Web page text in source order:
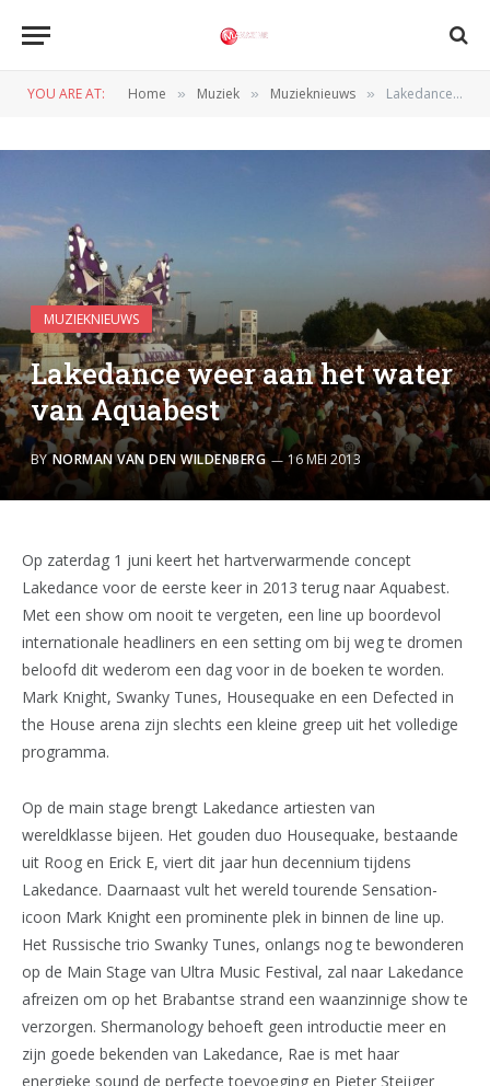
YOU ARE AT: Home » Muziek » Muzieknieuws » Lakedance weer aan het water van Aquabest
MUZIEKNIEUWS
Lakedance weer aan het water
van Aquabest
BY NORMAN VAN DEN WILDENBERG 16 MEI 2013
Op zaterdag 1 juni keert het hartverwarmende concept
Lakedance voor de eerste keer in 2013 terug naar Aquabest.
Met een show om nooit te vergeten, een line up boordevol
internationale headliners en een setting om bij weg te dromen
beloofd dit wederom een dag voor in de boeken te worden.
Mark Knight, Swanky Tunes, Housequake en een Defected in
the House arena zijn slechts een kleine greep uit het volledige
programma.
Op de main stage brengt Lakedance artiesten van
wereldklasse bijeen. Het gouden duo Housequake, bestaande
uit Roog en Erick E, viert dit jaar hun decennium tijdens
Lakedance. Daarnaast vult het wereld tourende Sensation-
icoon Mark Knight een prominente plek in binnen de line up.
Het Russische trio Swanky Tunes, onlangs nog te bewonderen
op de Main Stage van Ultra Music Festival, zal naar Lakedance
afreizen om op het Brabantse strand een waanzinnige show te
verzorgen. Shermanology behoeft geen introductie meer en
zijn goede bekenden van Lakedance, Rae is met haar
energieke sound de perfecte toevoeging en Pieter Steijger